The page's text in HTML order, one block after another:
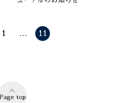
1 … 11
Page top